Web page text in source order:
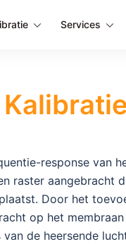
Services
response van
raster aangebracht
Door het
op het
de heersende